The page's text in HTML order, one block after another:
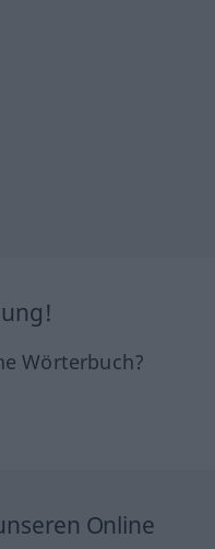
Wörterbuch?
Online